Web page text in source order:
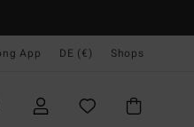
App DE (€) Shops